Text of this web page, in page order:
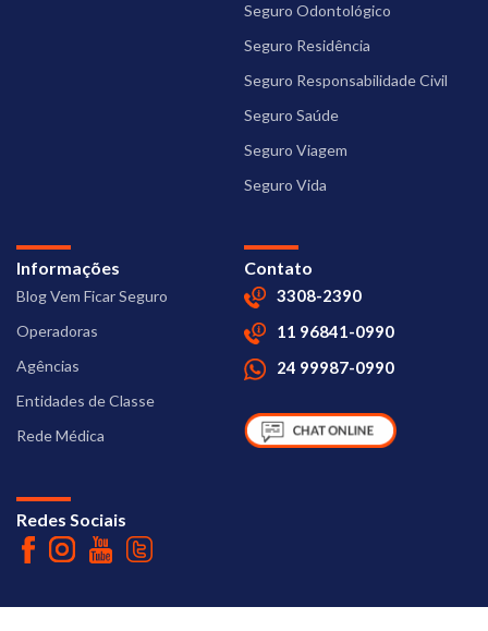
Seguro Odontológico
Seguro Residência
Seguro Responsabilidade Civil
Seguro Saúde
Seguro Viagem
Seguro Vida
Informações
Blog Vem Ficar Seguro
Operadoras
Agências
Entidades de Classe
Rede Médica
Contato
3308-2390
11 96841-0990
24 99987-0990
Redes Sociais